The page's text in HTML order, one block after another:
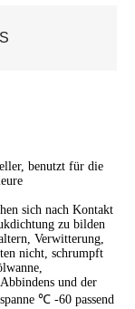
benutzt für die
sich nach Kontakt
zu bilden
Verwitterung,
nicht, schrumpft
und der
℃ -60 passend